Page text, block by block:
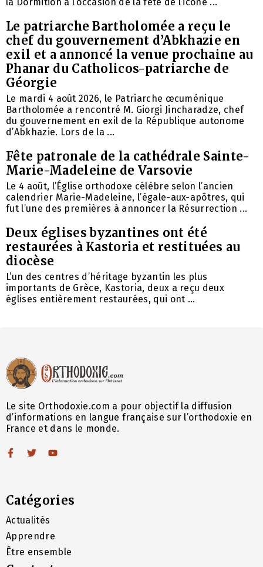
Le patriarche Bartholomée a reçu le
chef du gouvernement d’Abkhazie en
exil et a annoncé la venue prochaine au
Phanar du Catholicos-patriarche de
Géorgie
Le mardi 4 août 2026, le Patriarche œcuménique
Bartholomée a rencontré M. Giorgi Jincharadze, chef
du gouvernement en exil de la République autonome
d’Abkhazie. Lors de la ...
Fête patronale de la cathédrale Sainte-
Marie-Madeleine de Varsovie
Le 4 août, l’Église orthodoxe célèbre selon l’ancien
calendrier Marie-Madeleine, l’égale-aux-apôtres, qui
fut l’une des premières à annoncer la Résurrection ...
Deux églises byzantines ont été
restaurées à Kastoria et restituées au
diocèse
L’un des centres d’héritage byzantin les plus
importants de Grèce, Kastoria, deux a reçu deux
églises entièrement restaurées, qui ont ...
Le site Orthodoxie.com a pour objectif la diffusion
d’informations en langue française sur l’orthodoxie en
France et dans le monde.
Catégories
Actualités
Apprendre
Être ensemble